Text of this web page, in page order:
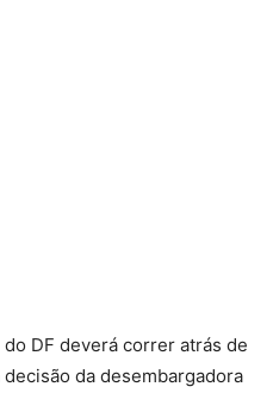
DF deverá correr atrás de
da desembargadora